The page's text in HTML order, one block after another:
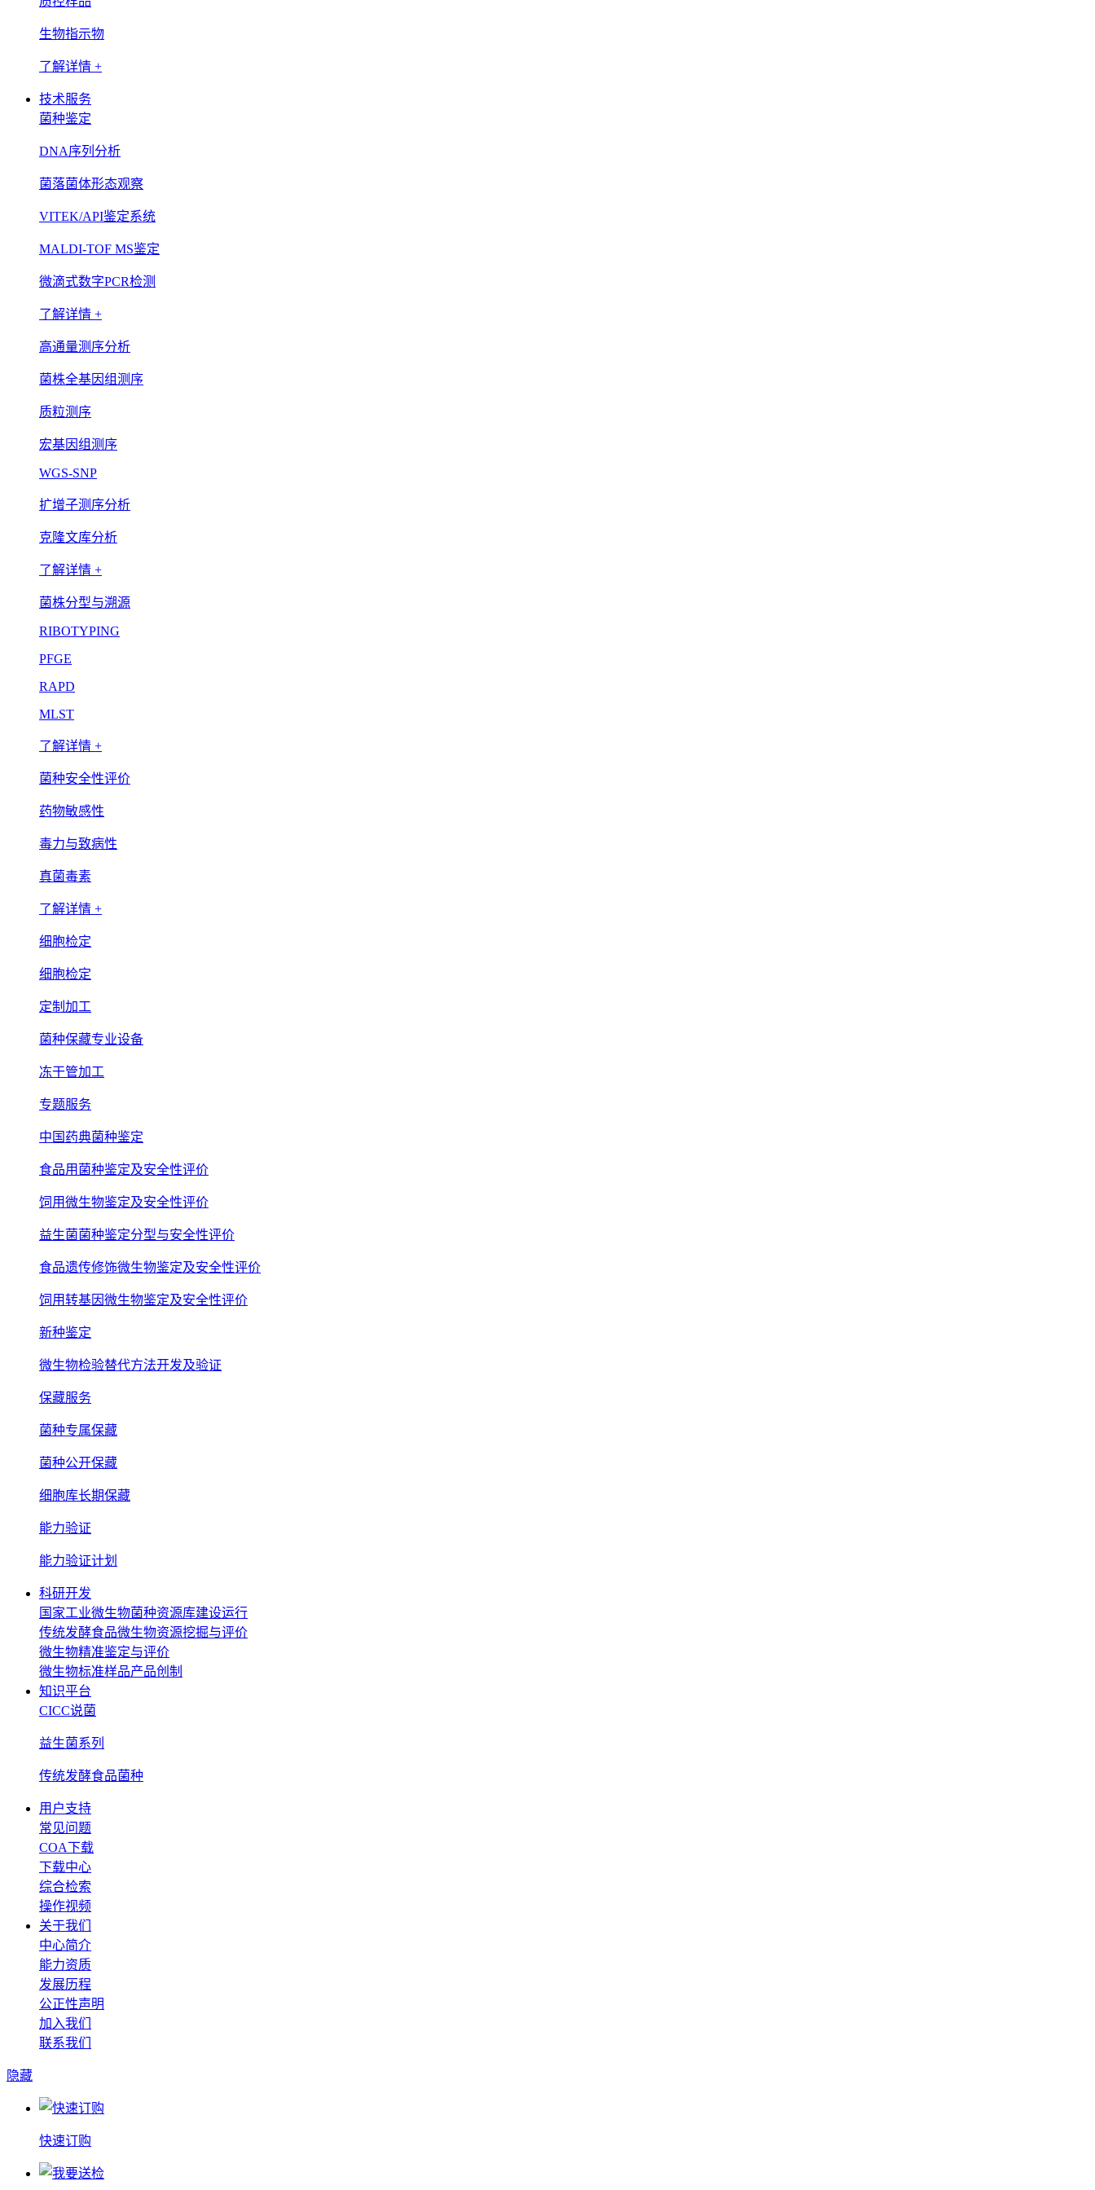
生物指示物
了解详情 +
技术服务
菌种鉴定
DNA序列分析
菌落菌体形态观察
VITEK/API鉴定系统
MALDI-TOF MS鉴定
微滴式数字PCR检测
了解详情 +
高通量测序分析
菌株全基因组测序
质粒测序
宏基因组测序
WGS-SNP
扩增子测序分析
克隆文库分析
了解详情 +
菌株分型与溯源
RIBOTYPING
PFGE
RAPD
MLST
了解详情 +
菌种安全性评价
药物敏感性
毒力与致病性
真菌毒素
了解详情 +
细胞检定
细胞检定
定制加工
菌种保藏专业设备
冻干管加工
专题服务
中国药典菌种鉴定
食品用菌种鉴定及安全性评价
饲用微生物鉴定及安全性评价
益生菌菌种鉴定分型与安全性评价
食品遗传修饰微生物鉴定及安全性评价
饲用转基因微生物鉴定及安全性评价
新种鉴定
微生物检验替代方法开发及验证
保藏服务
菌种专属保藏
菌种公开保藏
细胞库长期保藏
能力验证
能力验证计划
科研开发
国家工业微生物菌种资源库建设运行
传统发酵食品微生物资源挖掘与评价
微生物精准鉴定与评价
微生物标准样品产品创制
知识平台
CICC说菌
益生菌系列
传统发酵食品菌种
用户支持
常见问题
COA下载
下载中心
综合检索
操作视频
关于我们
中心简介
能力资质
发展历程
公正性声明
加入我们
联系我们
隐藏
快速订购